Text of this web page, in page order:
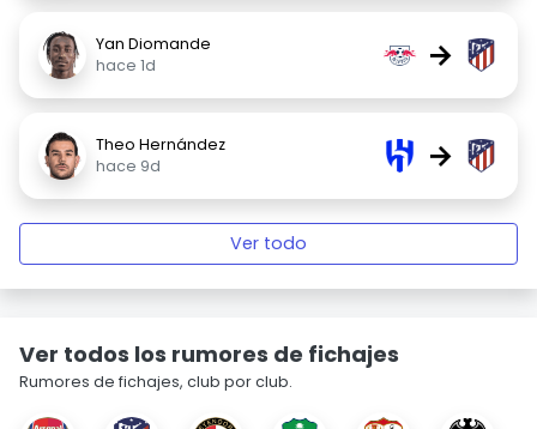
Yan Diomande
hace 1d
→
Theo Hernández
hace 9d
→
Ver todo
Ver todos los rumores de fichajes
Rumores de fichajes, club por club.